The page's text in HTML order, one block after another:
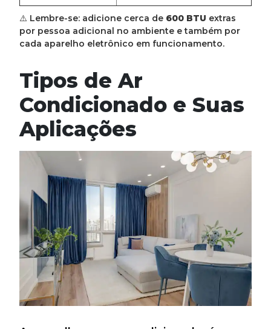
⚠️ Lembre-se: adicione cerca de 600 BTU extras
por pessoa adicional no ambiente e também por
cada aparelho eletrônico em funcionamento.
Tipos de Ar
Condicionado e Suas
Aplicações